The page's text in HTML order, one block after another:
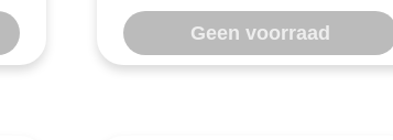
Geen voorraad